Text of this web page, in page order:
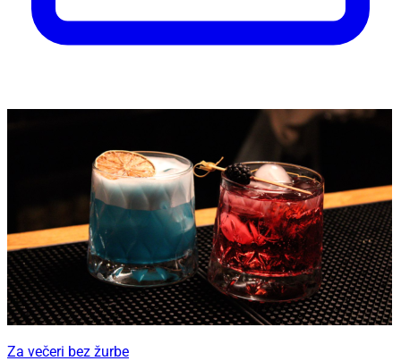
Za večeri bez žurbe